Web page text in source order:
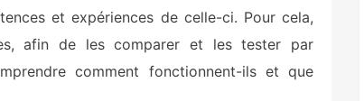
et expériences de celle-ci. Pour cela,
afin de les comparer et les tester par
comment fonctionnent-ils et que